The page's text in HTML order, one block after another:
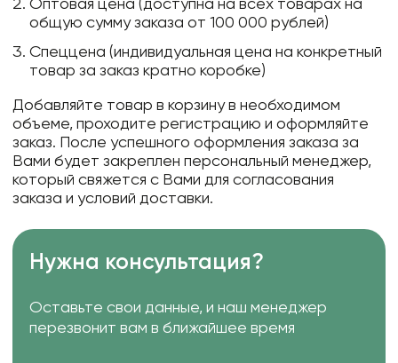
Оптовая цена (доступна на всех товарах на
общую сумму заказа от 100 000 рублей)
Спеццена (индивидуальная цена на конкретный
товар за заказ кратно коробке)
Добавляйте товар в корзину в необходимом
объеме, проходите регистрацию и оформляйте
заказ. После успешного оформления заказа за
Вами будет закреплен персональный менеджер,
который свяжется с Вами для согласования
заказа и условий доставки.
Нужна консультация?
Оставьте свои данные, и наш менеджер
перезвонит вам в ближайшее время